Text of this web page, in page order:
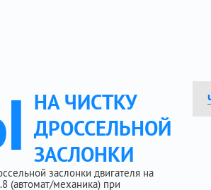
НА ЧИСТКУ
ДРОССЕЛЬНОЙ
ЗАСЛОНКИ
заслонки двигателя на
(автомат/механика) при